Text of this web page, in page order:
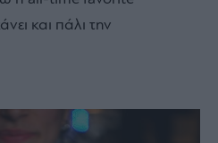
και πάλι την